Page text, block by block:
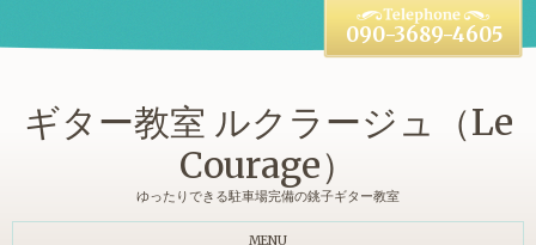
ギター教室 ルクラージュ（Le
Courage）
ゆったりできる駐車場完備の銚子ギター教室
090-3689-4605
MENU